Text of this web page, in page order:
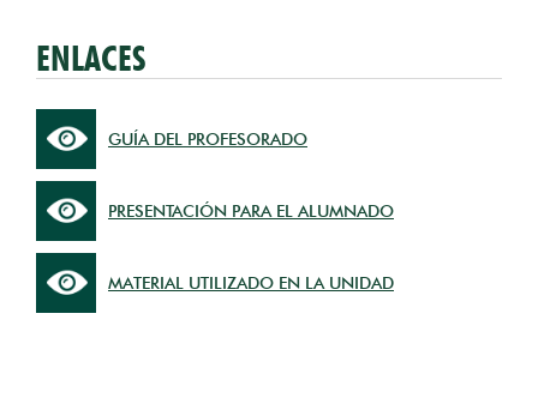
ENLACES
GUÍA DEL PROFESORADO
PRESENTACIÓN PARA EL ALUMNADO
MATERIAL UTILIZADO EN LA UNIDAD